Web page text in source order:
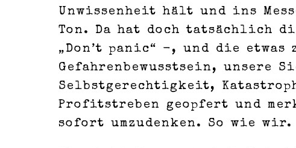
Unwissenheit hält und ins
Ton. Da hat doch tatsächlich
„Don’t panic“ -, und die
Gefahrenbewusstsein, unsere
Selbstgerechtigkeit,
Profitstreben geopfert und
sofort umzudenken. So wie wir.